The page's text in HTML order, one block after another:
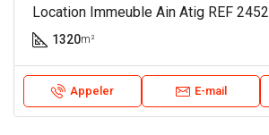
Location Immeuble Ain Atig REF 2452
1320m²
Appeler E-mail